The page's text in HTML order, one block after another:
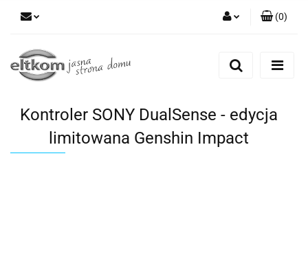
Zarejestruj się
(0)
Kontroler SONY DualSense - edycja
limitowana Genshin Impact